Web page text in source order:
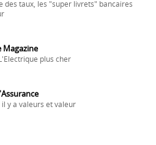
des taux, les "super livrets" bancaires
Magazine
plus cher
il y a valeurs et valeur